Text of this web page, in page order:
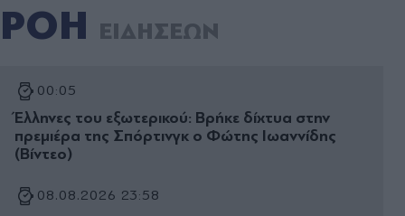
ΡΟΗ ΕΙΔΗΣΕΩΝ
00:05
Έλληνες του εξωτερικού: Βρήκε δίχτυα στην
πρεμιέρα της Σπόρτινγκ ο Φώτης Ιωαννίδης
(Βίντεο)
08.08.2026 23:58